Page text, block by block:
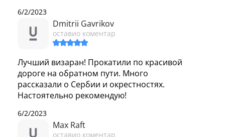
6/2/2023
Dmitrii Gavrikov
оставио коментар
Лучший визаран! Прокатили по красивой
дороге на обратном пути. Много
рассказали о Сербии и окрестностях.
Настоятельно рекомендую!
6/2/2023
Max Raft
оставио коментар